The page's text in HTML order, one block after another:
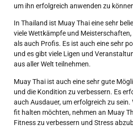
um ihn erfolgreich anwenden zu
In Thailand ist Muay Thai eine sehr
viele Wettkämpfe und
als auch Profis. Es ist auch eine sehr
und es gibt viele Ligen und
aus aller Welt teilnehmen.
Muay Thai ist auch eine sehr gute
und die Kondition zu verbessern. Es
auch Ausdauer, um erfolgreich zu sein.
fit halten möchten, nehmen an Muay
Fitness zu verbessern und Stress